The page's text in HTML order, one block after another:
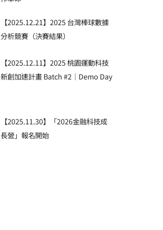
【2025.12.21】2025 台灣棒球數據
分析競賽（決賽結果）
【2025.12.11】2025 桃園運動科技
新創加速計畫 Batch #2｜Demo Day
【2025.11.30】「2026金融科技成
長營」報名開始